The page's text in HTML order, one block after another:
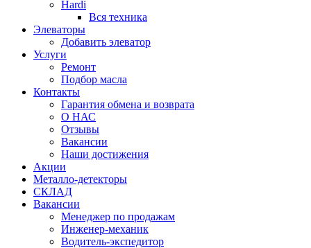
Hardi
Вся техника
Элеваторы
Добавить элеватор
Услуги
Ремонт
Подбор масла
Контакты
Гарантия обмена и возврата
О НАС
Отзывы
Вакансии
Наши достижения
Акции
Металло-детекторы
СКЛАД
Вакансии
Менеджер по продажам
Инженер-механик
Водитель-экспедитор